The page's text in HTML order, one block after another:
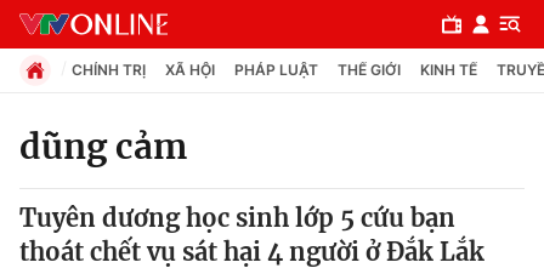
Chuyên mục
Chính trị
CHÍNH TRỊ XÃ HỘI PHÁP LUẬT THẾ GIỚI KINH TẾ
dũng cảm
Tuyên dương học sinh lớp 5 cứu bạn
thoát chết vụ sát hại 4 người ở Đắk Lắk